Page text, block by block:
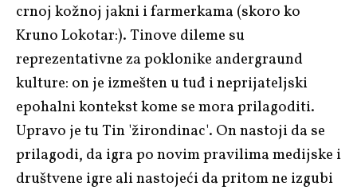
crnoj kožnoj jakni i farmerkama (skoro ko
Kruno Lokotar:). Tinove dileme su
reprezentativne za poklonike andergraund
kulture: on je izmešten u tuđ i neprijateljski
epohalni kontekst kome se mora prilagoditi.
Upravo je tu Tin 'žirondinac'. On nastoji da se
prilagodi, da igra po novim pravilima medijske i
društvene igre ali nastojeći da pritom ne izgubi